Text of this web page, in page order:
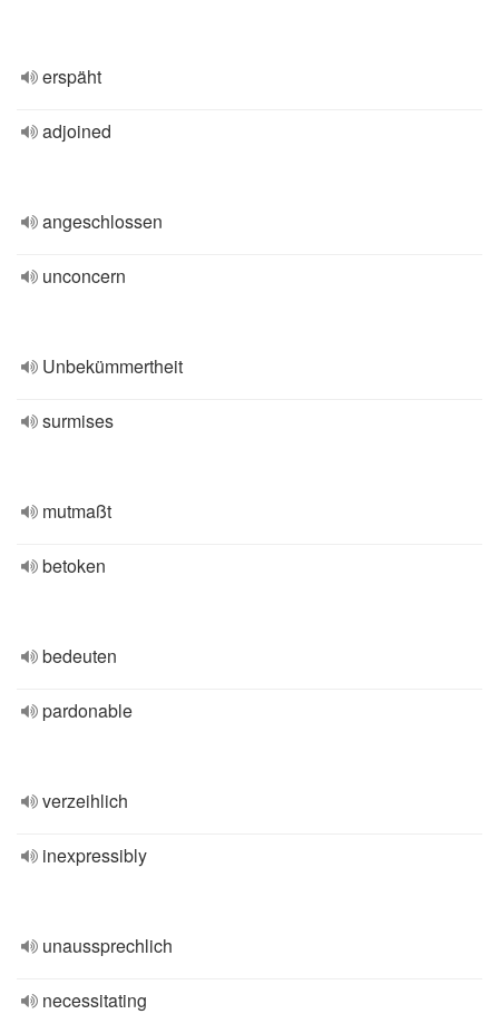
erspäht
adjoined
angeschlossen
unconcern
Unbekümmertheit
surmises
mutmaßt
betoken
bedeuten
pardonable
verzeihlich
inexpressibly
unaussprechlich
necessitating